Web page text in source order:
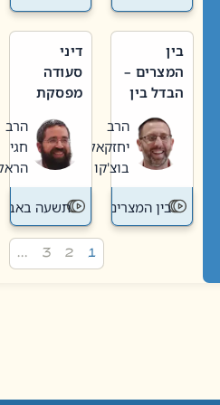
בין
המצרים –
הבדל בין
חדשה
לישנה
הרב
יחזקאל
בוצ'קו
בין המצרים
דיני
סעודה
מפסקת
תשעה
באב
הרב
חגי
הראל
תשעה באב